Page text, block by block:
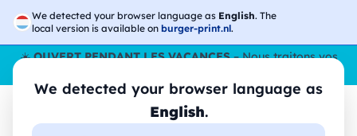
We detected your browser language as English. The
local version is available on burger-print.nl.
We detected your browser language as
English.
☀️OUVERT PENDANT LES VACANCES– Nous traitons vos